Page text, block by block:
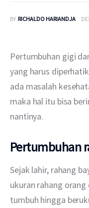
Berita
Layanan
BY RICHALDO HARIANDJA
Pertumbuhan gigi
yang harus
ada masalah
maka hal itu bisa
nantinya.
Pertumbuhan
Sejak lahir, rahang
ukuran rahang
tumbuh hingga